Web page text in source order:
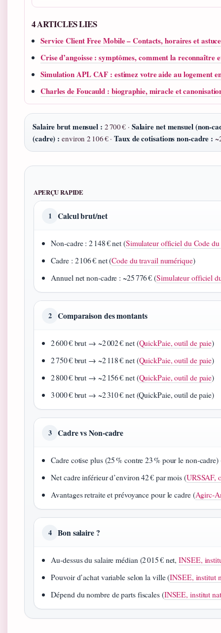
4 ARTICLES LIES
Service Client Free Mobile – Contacts, horaires et
Crise d’angoisse : symptômes, comment la reconnaître
Simulation APL CAF : estimez votre aide au logement
Charles de Foucauld : biographie, miracle et
Salaire brut mensuel : 2 700 € · Salaire net mensuel
(cadre) : environ 2 106 € ·Taux de cotisations non‑cadre :
APERÇU RAPIDE
1 Calcul brut/net
Non‑cadre : 2 148 € net (Simulateur officiel du Code
Cadre : 2 106 € net (Code du travail numérique)
Annuel net non‑cadre : ~25 776 € (Simulateur officiel
2 Comparaison des montants
2 600 € brut → ~2 002 € net (QuickPaie, outil de paie)
2 750 € brut → ~2 118 € net (QuickPaie, outil de paie)
2 800 € brut → ~2 156 € net (QuickPaie, outil de paie)
3 000 € brut → ~2 310 € net (QuickPaie, outil de paie)
3 Cadre vs Non‑cadre
Cadre cotise plus (25 % contre 23 % pour le non‑cadre)
Net cadre inférieur d’environ 42 € par mois (URSSAF,
Avantages retraite et prévoyance pour le cadre (
4 Bon salaire ?
Au‑dessus du salaire médian (2 015 € net,INSEE,
Pouvoir d’achat variable selon la ville (INSEE, institut
Dépend du nombre de parts fiscales (INSEE, institut